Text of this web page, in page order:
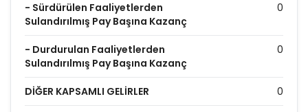
- Sürdürülen Faaliyetlerden
Sulandırılmış Pay Başına Kazanç
0
- Durdurulan Faaliyetlerden
Sulandırılmış Pay Başına Kazanç
0
DİĞER KAPSAMLI GELİRLER 0